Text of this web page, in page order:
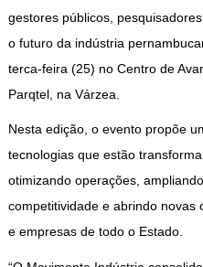
gestores públicos,
o futuro da indústria
terca-feira (25) no Centro de
Parqtel, na Várzea.
Nesta edição, o evento propõe
tecnologias que estão
otimizando operações,
competitividade e abrindo novas
e empresas de todo o Estado.